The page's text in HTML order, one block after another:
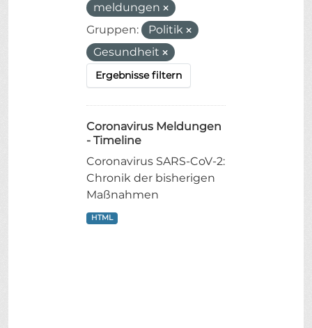
meldungen
Gruppen:
Politik
Gesundheit
Ergebnisse filtern
Coronavirus Meldungen
- Timeline
Coronavirus SARS-CoV-2:
Chronik der bisherigen
Maßnahmen
HTML